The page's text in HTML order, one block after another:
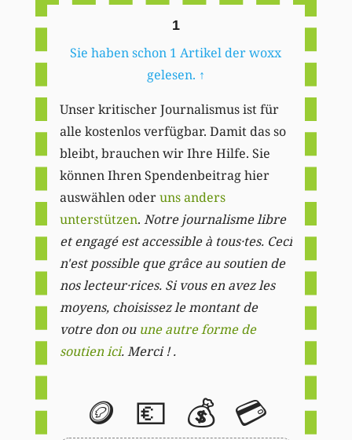
1
Sie haben schon 1 Artikel der woxx
gelesen. ↑
Unser kritischer Journalismus ist für
alle kostenlos verfügbar. Damit das so
bleibt, brauchen wir Ihre Hilfe. Sie
können Ihren Spendenbeitrag hier
auswählen oderuns anders
unterstützen. Notre journalisme libre
et engagé est accessible à tous·tes. Ceci
n'est possible que grâce au soutien de
nos lecteur·rices. Si vous en avez les
moyens, choisissez le montant de
votre don ou une autre forme de
soutien ici. Merci ! .
🪙 💶 💰 💳